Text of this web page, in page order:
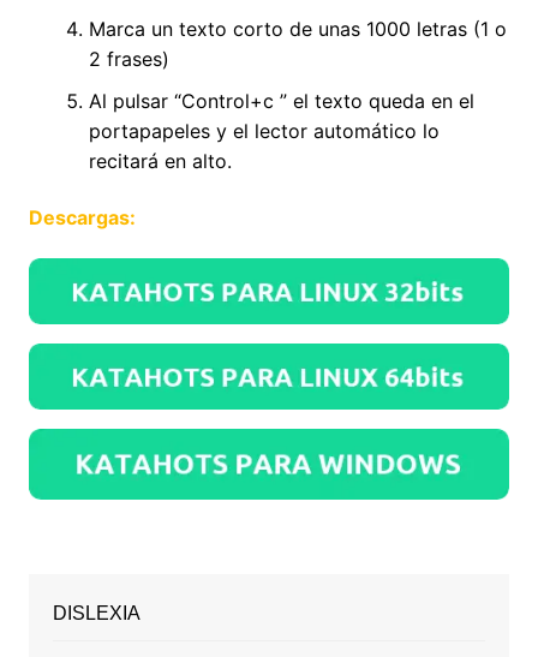
Marca un texto corto de unas 1000 letras (1 o
2 frases)
Al pulsar “Control+c ” el texto queda en el
portapapeles y el lector automático lo
recitará en alto.
Descargas:
DISLEXIA